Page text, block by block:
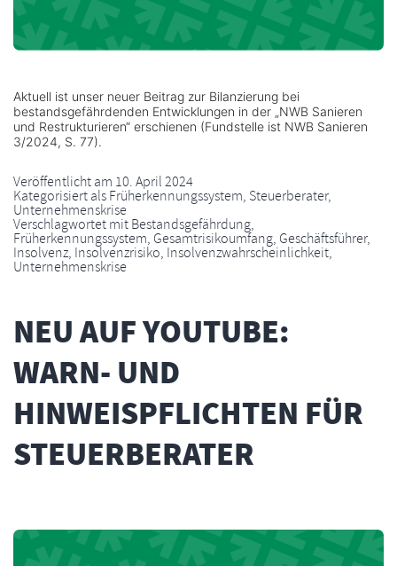
Aktuell ist unser neuer Beitrag zur Bilanzierung bei
bestandsgefährdenden Entwicklungen in der „NWB Sanieren
und Restrukturieren“ erschienen (Fundstelle ist NWB Sanieren
3/2024, S. 77).
Veröffentlicht am 10. April 2024
Kategorisiert alsFrüherkennungssystem, Steuerberater,
Unternehmenskrise
Verschlagwortet mitBestandsgefährdung,
Früherkennungssystem, Gesamtrisikoumfang, Geschäftsführer,
Insolvenz, Insolvenzrisiko, Insolvenzwahrscheinlichkeit,
Unternehmenskrise
NEU AUF YOUTUBE:
WARN- UND
HINWEISPFLICHTEN FÜR
STEUERBERATER